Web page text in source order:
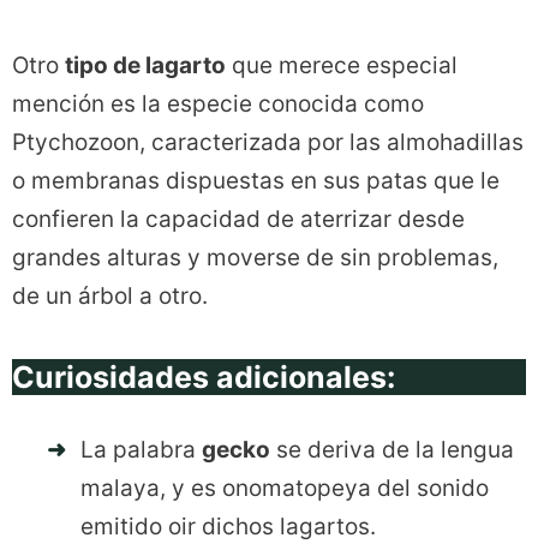
Otro tipo de lagarto que merece especial
mención es la especie conocida como
Ptychozoon, caracterizada por las almohadillas
o membranas dispuestas en sus patas que le
confieren la capacidad de aterrizar desde
grandes alturas y moverse de sin problemas,
de un árbol a otro.
Curiosidades adicionales:
La palabra gecko se deriva de la lengua
malaya, y es onomatopeya del sonido
emitido oir dichos lagartos.